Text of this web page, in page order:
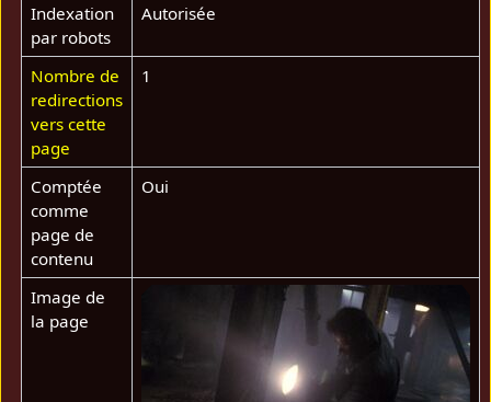
Indexation
par robots
Autorisée
Nombre de
redirections
vers cette
page
1
Comptée
comme
page de
contenu
Oui
Image de
la page